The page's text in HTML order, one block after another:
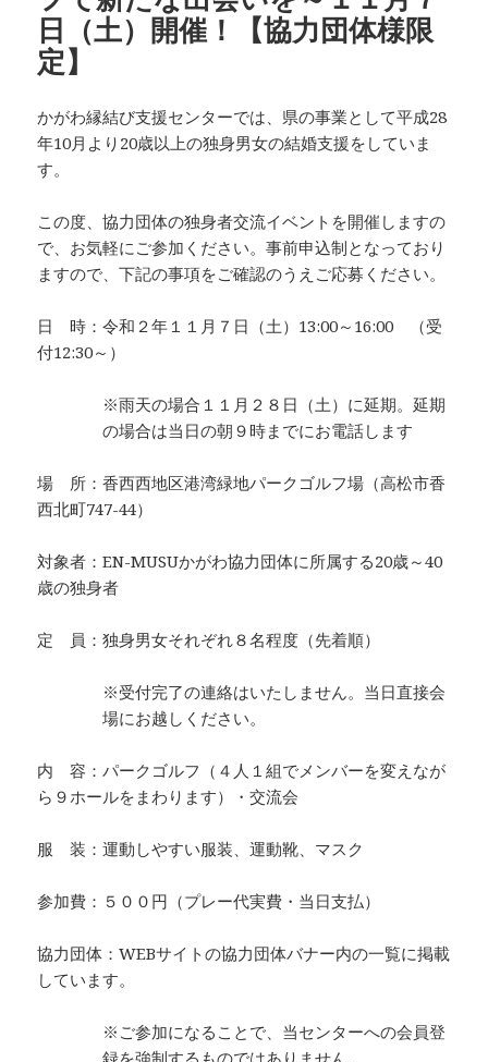
日（土）開催！【協力団体様限
定】
かがわ縁結び支援センターでは、県の事業として平成28
年10月より20歳以上の独身男女の結婚支援をしていま
す。
この度、協力団体の独身者交流イベントを開催しますの
で、お気軽にご参加ください。事前申込制となっており
ますので、下記の事項をご確認のうえご応募ください。
日 時：令和２年１１月７日（土）13:00～16:00 （受
付12:30～）
※雨天の場合１１月２８日（土）に延期。延期
の場合は当日の朝９時までにお電話します
場 所：香西西地区港湾緑地パークゴルフ場（高松市香
西北町747-44）
対象者：EN-MUSUかがわ協力団体に所属する20歳～40
歳の独身者
定 員：独身男女それぞれ８名程度（先着順）
※受付完了の連絡はいたしません。当日直接会
場にお越しください。
内 容：パークゴルフ（４人１組でメンバーを変えなが
ら９ホールをまわります）・交流会
服 装：運動しやすい服装、運動靴、マスク
参加費：５００円（プレー代実費・当日支払）
協力団体：WEBサイトの協力団体バナー内の一覧に掲載
しています。
※ご参加になることで、当センターへの会員登